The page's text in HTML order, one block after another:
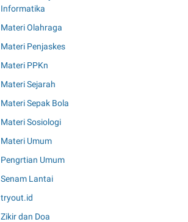
Informatika
Materi Olahraga
Materi Penjaskes
Materi PPKn
Materi Sejarah
Materi Sepak Bola
Materi Sosiologi
Materi Umum
Pengrtian Umum
Senam Lantai
tryout.id
Zikir dan Doa